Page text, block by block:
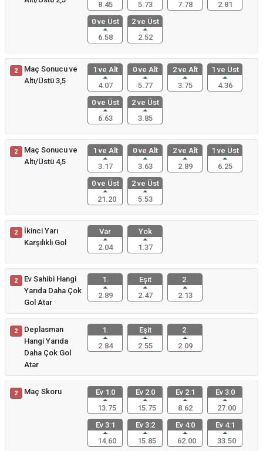
8.45 5.73 7.78
2.81
0 ve Üst
6.58
2 ve Üst
2.52
2
Maç Sonucu ve
Altı/Üstü 3,5
1 ve Alt
4.07
0 ve Alt
5.77
2 ve Alt
3.75
1 ve Üst
4.36
0 ve Üst
6.63
2 ve Üst
3.85
2
Maç Sonucu ve
Altı/Üstü 4,5
1 ve Alt
3.17
0 ve Alt
3.63
2 ve Alt
2.89
1 ve Üst
6.25
0 ve Üst
21.20
2 ve Üst
5.53
2
İkinci Yarı
Karşılıklı Gol
Var
2.04
Yok
1.37
2
Ev Sahibi Hangi
Yarıda Daha Çok
Gol Atar
1.
2.89
Eşit
2.47
2.
2.13
2
Deplasman
Hangi Yarıda
Daha Çok Gol
Atar
1.
2.84
Eşit
2.55
2.
2.09
2 Maç Skoru
Ev 1:0
13.75
Ev 2:0
15.75
Ev 2:1
8.62
Ev 3:0
27.00
Ev 3:1
14.60
Ev 3:2
15.85
Ev 4:0
62.00
Ev 4:1
33.50